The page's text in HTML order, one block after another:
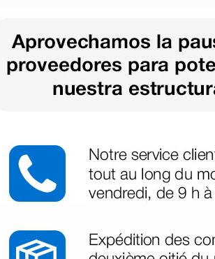
plazo de entrega se alarga.
en otras plataformas de material médico.